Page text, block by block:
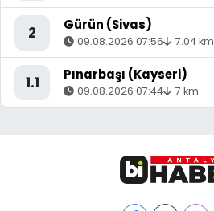
2 Gürün (Sivas)
09.08.2026 07:56 7.04 km
1.1 Pınarbaşı (Kayseri)
09.08.2026 07:44 7 km